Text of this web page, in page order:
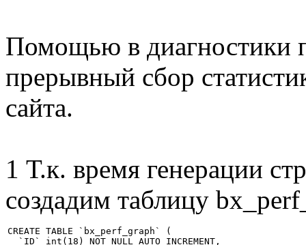
Помощью в диагностики
прерывный сбор
сайта.
1 Т.к. время генерации
создадим таблицу
CREATE TABLE `bx_perf_graph` (
`ID` int(18) NOT NULL AUTO_INCREMENT,